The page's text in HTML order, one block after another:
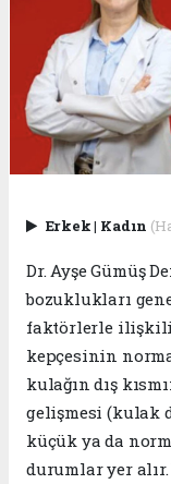
Erkek| Kadın
Dr. Ayşe Gümüş
bozuklukları
faktörlerle
kepçesinin
kulağın dış
gelişmesi (kulak
küçük ya da
durumlar yer